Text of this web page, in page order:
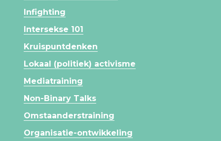
Infighting
Intersekse 101
Kruispuntdenken
Lokaal (politiek) activisme
Mediatraining
Non-Binary Talks
Omstaanderstraining
Organisatie-ontwikkeling